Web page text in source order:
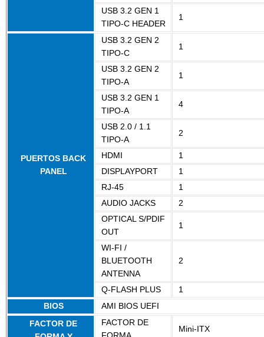
USB 3.2 GEN 1
TIPO-C HEADER
1
PUERTOS BACK
PANEL
USB 3.2 GEN 2
TIPO-C
1
USB 3.2 GEN 2
TIPO-A
1
USB 3.2 GEN 1
TIPO-A
4
USB 2.0 / 1.1
TIPO-A
2
HDMI
1
DISPLAYPORT
1
RJ-45
1
AUDIO JACKS
2
OPTICAL S/PDIF
OUT
1
WI-FI /
BLUETOOTH
ANTENNA
2
Q-FLASH PLUS
1
BIOS
AMI BIOS UEFI
FACTOR DE
FACTOR DE
Mini-ITX